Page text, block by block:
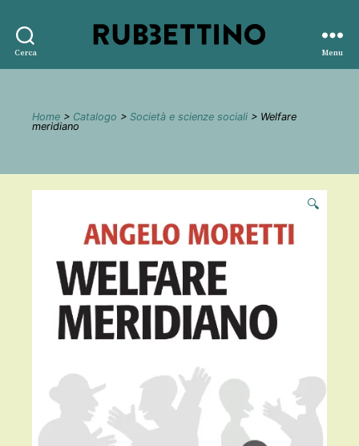
Cerca
editore
Menu
Home > Catalogo > Società e scienze sociali > Welfare
meridiano
🔍